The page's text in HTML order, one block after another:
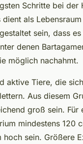
Schritte bei der
dient als
sein, dass
denen
möglich nachahmt.
aktive Tiere, die
Aus diesem
groß sein. Für
mindestens 120
hoch sein. Größere